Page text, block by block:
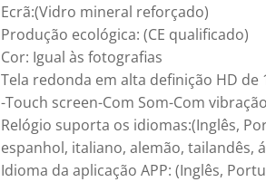
Ecrã:(Vidro mineral reforçado)
Produção ecológica: (CE qualificado)
Cor: Igual às fotografias
Tela redonda em alta definição HD de
-Touch screen-Com Som-Com vibração
Relógio suporta os idiomas:(Inglês,
espanhol, italiano, alemão, tailandês,
Idioma da aplicação APP: (Inglês,